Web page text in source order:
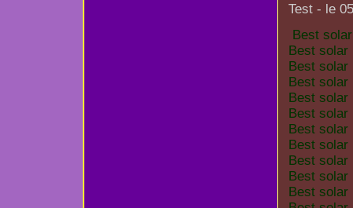
Test - le
Best
Best solar
Best solar
Best solar
Best solar
Best solar
Best solar
Best solar
Best solar
Best solar
Best solar